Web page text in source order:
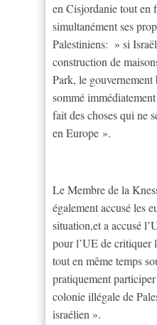
en Cisjordanie tout en
simultanément ses
Palestiniens: » si
construction de
Park, le
sommé
fait des choses qui ne
en Europe ».
Le Membre de la
également accusé les
situation,et a accusé
pour l’UE de critiquer
tout en même temps
pratiquement
colonie illégale de
israélien ».